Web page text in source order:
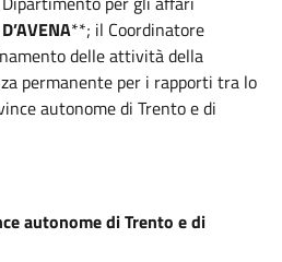
D’AVENA**; il Coordinatore
delle attività della
permanente per i rapporti tra lo
autonome di Trento e di
autonome di Trento e di